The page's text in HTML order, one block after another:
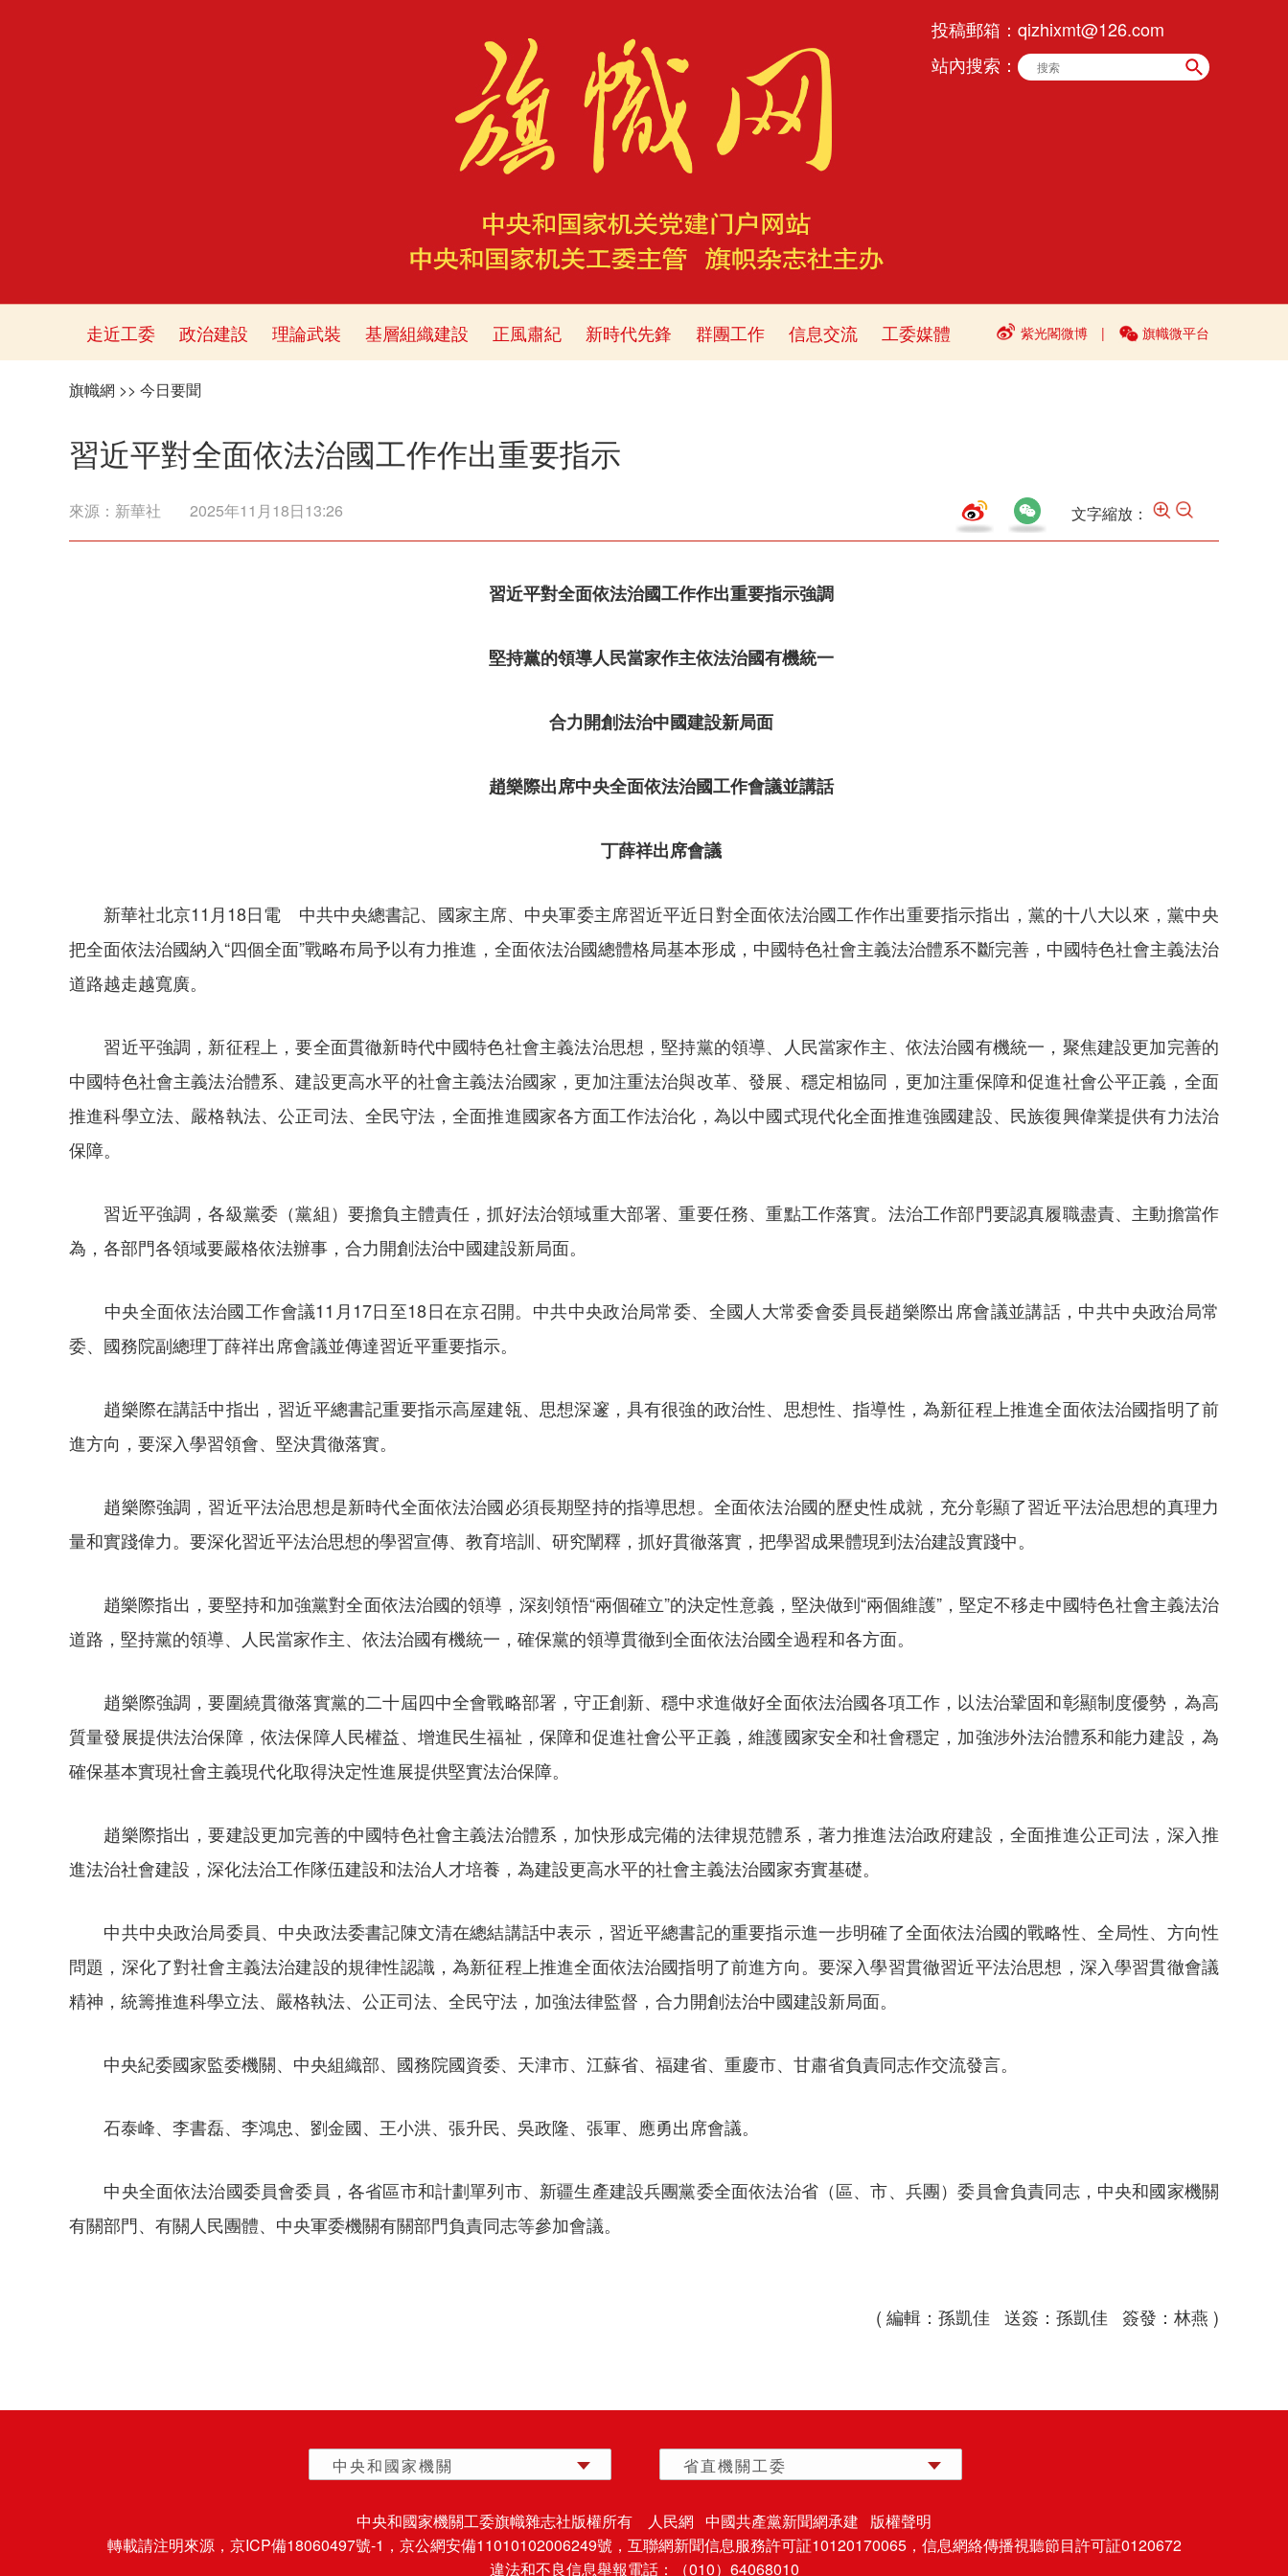
投稿郵箱： qizhixmt@126.com
站內搜索：
走近工委 政治建設 理論武裝 基層組織建設 正風肅紀 新時代先鋒 群團工作 信息交流 工委媒體 紫光閣微博 | 旗幟微平台
旗幟網 >> 今日要聞
習近平對全面依法治國工作作出重要指示
來源： 新華社 2025年11月18日13:26 文字縮放：
習近平對全面依法治國工作作出重要指示強調
堅持黨的領導人民當家作主依法治國有機統一
合力開創法治中國建設新局面
趙樂際出席中央全面依法治國工作會議並講話
丁薛祥出席會議
新華社北京11月18日電 中共中央總書記、國家主席、中央軍委主席習近平近日對全面依法治國工作作出重要指示指出，黨的十八大以來，黨中央
把全面依法治國納入“四個全面”戰略布局予以有力推進，全面依法治國總體格局基本形成，中國特色社會主義法治體系不斷完善，中國特色社會主義法治
道路越走越寬廣。
習近平強調，新征程上，要全面貫徹新時代中國特色社會主義法治思想，堅持黨的領導、人民當家作主、依法治國有機統一，聚焦建設更加完善的
中國特色社會主義法治體系、建設更高水平的社會主義法治國家，更加注重法治與改革、發展、穩定相協同，更加注重保障和促進社會公平正義，全面
推進科學立法、嚴格執法、公正司法、全民守法，全面推進國家各方面工作法治化，為以中國式現代化全面推進強國建設、民族復興偉業提供有力法治
保障。
習近平強調，各級黨委（黨組）要擔負主體責任，抓好法治領域重大部署、重要任務、重點工作落實。法治工作部門要認真履職盡責、主動擔當作
為，各部門各領域要嚴格依法辦事，合力開創法治中國建設新局面。
中央全面依法治國工作會議11月17日至18日在京召開。中共中央政治局常委、全國人大常委會委員長趙樂際出席會議並講話，中共中央政治局常
委、國務院副總理丁薛祥出席會議並傳達習近平重要指示。
趙樂際在講話中指出，習近平總書記重要指示高屋建瓴、思想深邃，具有很強的政治性、思想性、指導性，為新征程上推進全面依法治國指明了前
進方向，要深入學習領會、堅決貫徹落實。
趙樂際強調，習近平法治思想是新時代全面依法治國必須長期堅持的指導思想。全面依法治國的歷史性成就，充分彰顯了習近平法治思想的真理力
量和實踐偉力。要深化習近平法治思想的學習宣傳、教育培訓、研究闡釋，抓好貫徹落實，把學習成果體現到法治建設實踐中。
趙樂際指出，要堅持和加強黨對全面依法治國的領導，深刻領悟“兩個確立”的決定性意義，堅決做到“兩個維護”，堅定不移走中國特色社會主義法治
道路，堅持黨的領導、人民當家作主、依法治國有機統一，確保黨的領導貫徹到全面依法治國全過程和各方面。
趙樂際強調，要圍繞貫徹落實黨的二十屆四中全會戰略部署，守正創新、穩中求進做好全面依法治國各項工作，以法治鞏固和彰顯制度優勢，為高
質量發展提供法治保障，依法保障人民權益、增進民生福祉，保障和促進社會公平正義，維護國家安全和社會穩定，加強涉外法治體系和能力建設，為
確保基本實現社會主義現代化取得決定性進展提供堅實法治保障。
趙樂際指出，要建設更加完善的中國特色社會主義法治體系，加快形成完備的法律規范體系，著力推進法治政府建設，全面推進公正司法，深入推
進法治社會建設，深化法治工作隊伍建設和法治人才培養，為建設更高水平的社會主義法治國家夯實基礎。
中共中央政治局委員、中央政法委書記陳文清在總結講話中表示，習近平總書記的重要指示進一步明確了全面依法治國的戰略性、全局性、方向性
問題，深化了對社會主義法治建設的規律性認識，為新征程上推進全面依法治國指明了前進方向。要深入學習貫徹習近平法治思想，深入學習貫徹會議
精神，統籌推進科學立法、嚴格執法、公正司法、全民守法，加強法律監督，合力開創法治中國建設新局面。
中央紀委國家監委機關、中央組織部、國務院國資委、天津市、江蘇省、福建省、重慶市、甘肅省負責同志作交流發言。
石泰峰、李書磊、李鴻忠、劉金國、王小洪、張升民、吳政隆、張軍、應勇出席會議。
中央全面依法治國委員會委員，各省區市和計劃單列市、新疆生產建設兵團黨委全面依法治省（區、市、兵團）委員會負責同志，中央和國家機關
有關部門、有關人民團體、中央軍委機關有關部門負責同志等參加會議。
( 編輯：孫凱佳 送簽：孫凱佳 簽發：林燕 )
中央和國家機關 省直機關工委
中央和國家機關工委旗幟雜志社版權所有 人民網 中國共產黨新聞網承建 版權聲明
轉載請注明來源， 京ICP備18060497號-1 ，京公網安備11010102006249號， 互聯網新聞信息服務許可証10120170065， 信息網絡傳播視聽節目許可証0120672
違法和不良信息舉報電話：（010）64068010